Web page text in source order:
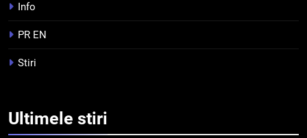
5
dolari cu sprijinul Ripple, apoi a
Info
PR EN
Stiri
Ultimele stiri